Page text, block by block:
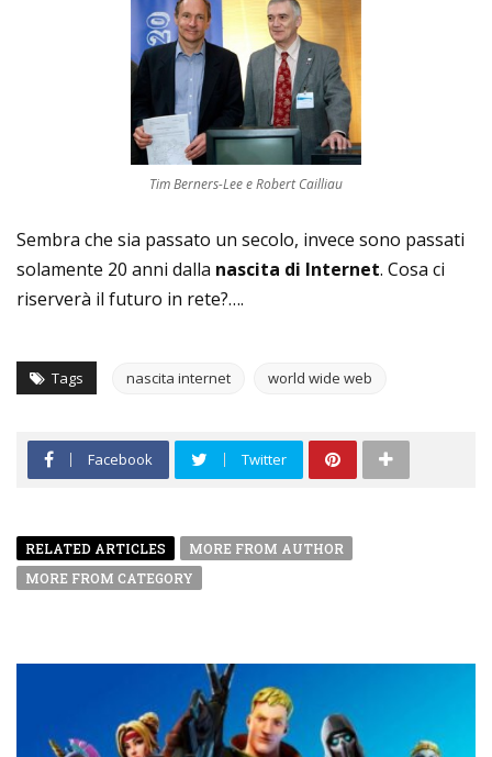
Tim Berners-Lee e Robert Cailliau
Sembra che sia passato un secolo, invece sono passati
solamente 20 anni dalla nascita di Internet. Cosa ci
riserverà il futuro in rete?….
Tags nascita internet world wide web
Facebook Twitter
RELATED ARTICLES
MORE FROM AUTHOR
MORE FROM CATEGORY